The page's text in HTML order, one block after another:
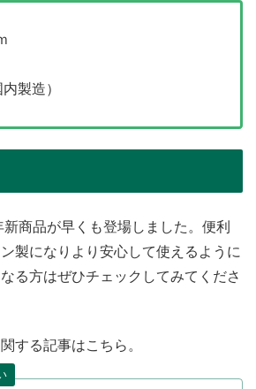
製造）
商品が早くも登場しました。便利
製になりより安心して使えるように
る方はぜひチェックしてみてくださ
する記事はこちら。